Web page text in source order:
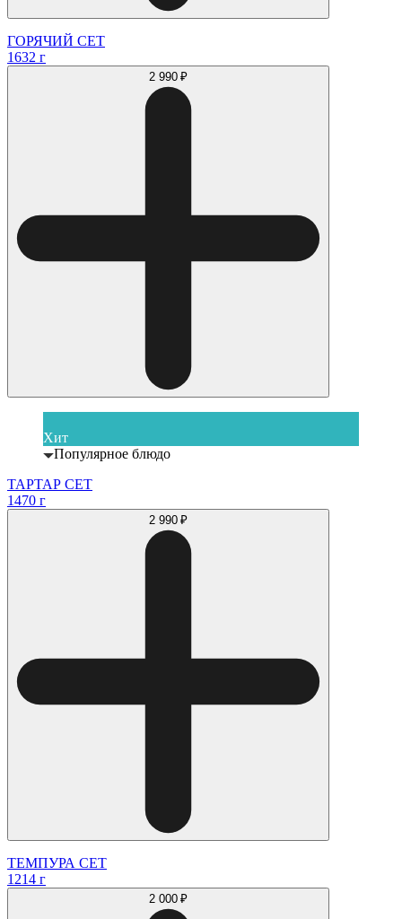
ГОРЯЧИЙ СЕТ
1632 г
2 990 ₽
Хит
Популярное блюдо
ТАРТАР СЕТ
1470 г
2 990 ₽
ТЕМПУРА СЕТ
1214 г
2 000 ₽